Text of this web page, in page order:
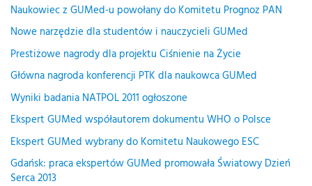
Naukowiec z GUMed-u powołany do Komitetu Prognoz PAN
Nowe narzędzie dla studentów i nauczycieli GUMed
Prestiżowe nagrody dla projektu Ciśnienie na Życie
Główna nagroda konferencji PTK dla naukowca GUMed
Wyniki badania NATPOL 2011 ogłoszone
Ekspert GUMed współautorem dokumentu WHO o Polsce
Ekspert GUMed wybrany do Komitetu Naukowego ESC
Gdańsk: praca ekspertów GUMed promowała Światowy Dzień
Serca 2013